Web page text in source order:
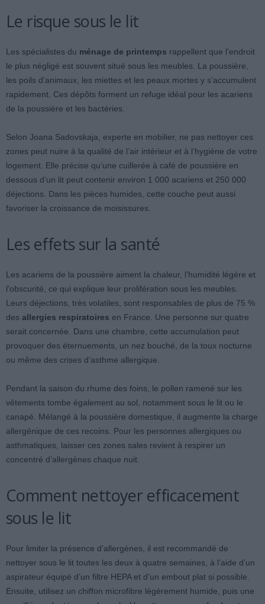
Le risque sous le lit
Les spécialistes du ménage de printemps rappellent que l’endroit
le plus négligé est souvent situé sous les meubles. La poussière,
les poils d’animaux, les miettes et les peaux mortes y s’accumulent
rapidement. Ces dépôts forment un refuge idéal pour les acariens
de la poussière et les bactéries.
Selon Joana Sadovskaja, experte en mobilier, ne pas nettoyer ces
zones peut nuire à la qualité de l’air intérieur et à l’hygiène de votre
logement. Elle précise qu’une cuillerée à café de poussière en
dessous d’un lit peut contenir environ 1 000 acariens et 250 000
déjections. Dans les pièces humides, cette couche peut aussi
favoriser la croissance de moisissures.
Les effets sur la santé
Les acariens de la poussière aiment la chaleur, l’humidité légère et
l’obscurité, ce qui explique leur prolifération sous les meubles.
Leurs déjections, très volatiles, sont responsables de plus de 75 %
des allergies respiratoires en France. Une personne sur quatre
serait concernée. Dans une chambre, cette accumulation peut
provoquer des éternuements, un nez bouché, de la toux nocturne
ou même des crises d’asthme allergique.
Pendant la saison du rhume des foins, le pollen ramené sur les
vêtements tombe également au sol, notamment sous le lit ou le
canapé. Mélangé à la poussière domestique, il augmente la charge
allergénique de ces recoins. Pour les personnes allergiques ou
asthmatiques, laisser ces zones sales revient à respirer un
concentré d’allergènes chaque nuit.
Comment nettoyer efficacement
sous le lit
Pour limiter la présence d’allergènes, il est recommandé de
nettoyer sous le lit toutes les deux à quatre semaines, à l’aide d’un
aspirateur équipé d’un filtre HEPA et d’un embout plat si possible.
Ensuite, utilisez un chiffon microfibre légèrement humide, puis une